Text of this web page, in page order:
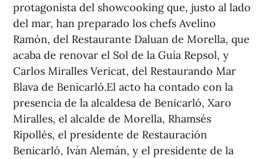
protagonista del showcooking que, justo al lado
del mar, han preparado los chefs Avelino
Ramón, del Restaurante Daluan de Morella, que
acaba de renovar el Sol de la Guía Repsol, y
Carlos Miralles Vericat, del Restaurando Mar
Blava de Benicarló.El acto ha contado con la
presencia de la alcaldesa de Benicarló, Xaro
Miralles, el alcalde de Morella, Rhamsés
Ripollés, el presidente de Restauración
Benicarló, Iván Alemán, y el presidente de la